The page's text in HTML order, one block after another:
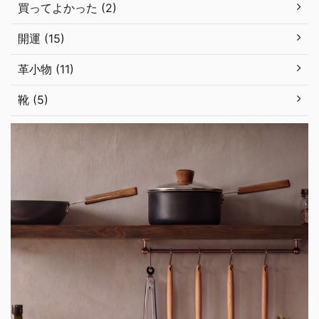
買ってよかった (2)
開運 (15)
革小物 (11)
靴 (5)